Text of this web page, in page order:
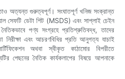
অত্যন্ত গুরুত্বপূর্ণ। সংঘাতপূর্ণ খনিজ সংক্রান্ত
সেফটি ডেটা শিট (MSDS) এবং সাপ্লাই চেইন
পণ্য সংগ্রহে প্রতিশ্রুতিবদ্ধ, তাদের
নিরীক্ষা এবং আচরণবিধির প্রতি আনুগত্য যাচাই
অথবা স্বীকৃত কাঠামোর বিপরীতে
পেছনের নৈতিক কার্যকলাপের বিষয়ে আপনাকে